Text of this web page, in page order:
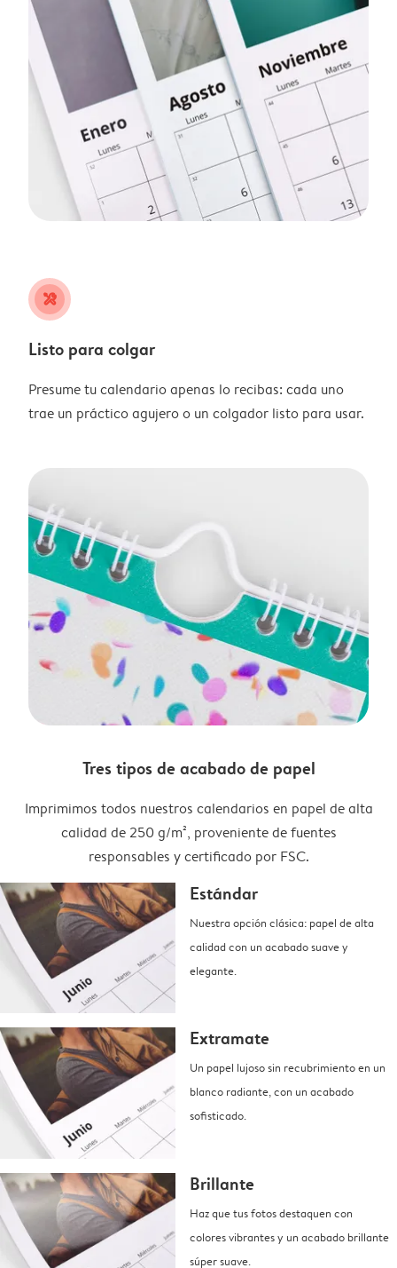
tools
Listo para colgar
Presume tu calendario apenas lo recibas: cada uno
trae un práctico agujero o un colgador listo para usar.
Tres tipos de acabado de papel
Imprimimos todos nuestros calendarios en papel de alta
calidad de 250 g/m², proveniente de fuentes
responsables y certificado por FSC.
Estándar
Nuestra opción clásica: papel de alta
calidad con un acabado suave y
elegante.
Extramate
Un papel lujoso sin recubrimiento en un
blanco radiante, con un acabado
sofisticado.
Brillante
Haz que tus fotos destaquen con
colores vibrantes y un acabado brillante
súper suave.